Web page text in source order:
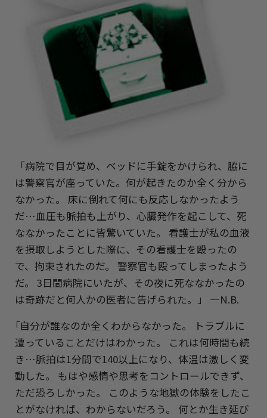
「病院で目が覚め、ベッドに手錠をかけられ、脇に
は警察官が座っていた。何が起きたのか全く分から
なかった。 床に倒れて何にも反応しなかったよう
だ…血圧も脈拍も上がり、心臓発作を起こして、死
ななかったことに皆驚いていた。 看護士が私の血液
を摂取しようとした際に、その看護士を殴ったの
で、拘束されたのだ。 警察官も殴ってしまったよう
だ。 3日間病院にいたが、その夜に死ななかったの
は奇跡だと何人かの医者に告げられた。」 —N.B.
｢自分が誰なのか全くわからなかった。 トラブルに
遭っていることだけはわかった。 これは何時間も続
き…脈拍は1分間で140以上になり、体温は激しく変
動した。 もはや感情や思考をコントロールできず、
ただ恐ろしかった。 このような地獄の体験をしたこ
とがなければ、わからないだろう。 何とか生き延び